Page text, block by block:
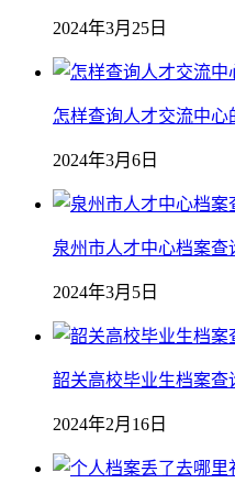
2024年3月25日
怎样查询人才交流中心
2024年3月6日
泉州市人才中心档案
2024年3月5日
韶关高校毕业生档案查
2024年2月16日